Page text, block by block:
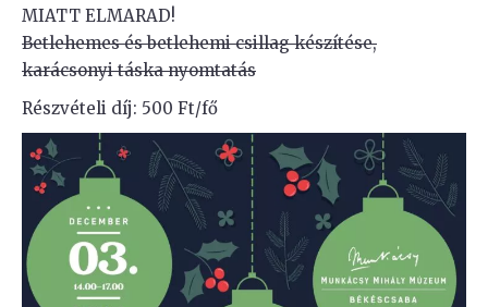
MIATT ELMARAD!
Betlehemes és betlehemi csillag készítése,
karácsonyi táska nyomtatás
Részvételi díj: 500 Ft/fő